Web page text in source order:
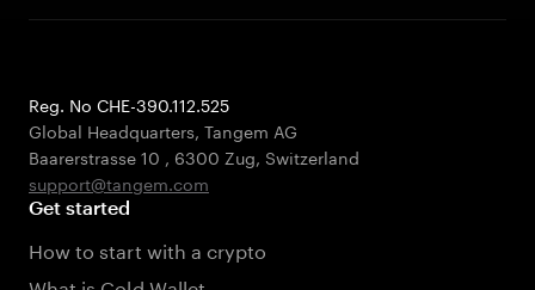
Reg. No CHE-390.112.525
Global Headquarters, Tangem AG
Baarerstrasse 10 , 6300 Zug, Switzerland
support@tangem.com
Get started
How to start with a crypto